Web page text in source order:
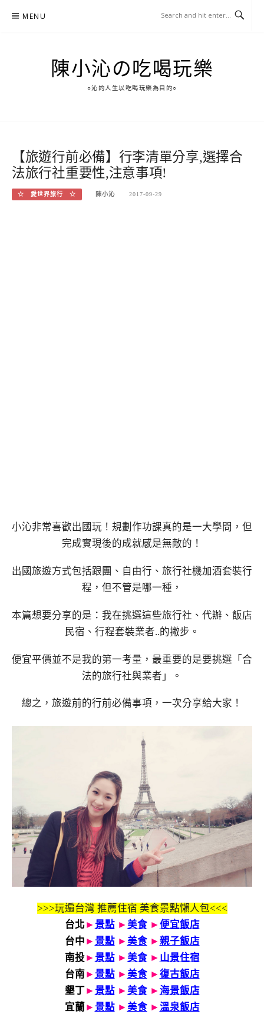
MENU
陳小沁の吃喝玩樂
○沁的人生以吃喝玩樂為目的○
【旅遊行前必備】行李清單分享,選擇合
法旅行社重要性,注意事項!
☆ 愛世界旅行 ☆ 陳小沁 2017-09-29
小沁非常喜歡出國玩！規劃作功課真的是一大學問，但
完成實現後的成就感是無敵的！
出國旅遊方式包括跟團、自由行、旅行社機加酒套裝行
程，但不管是哪一種，
本篇想要分享的是：我在挑選這些旅行社、代辦、飯店
民宿、行程套裝業者..的撇步。
便宜平價並不是我的第一考量，最重要的是要挑選「合
法的旅行社與業者」。
總之，旅遊前的行前必備事項，一次分享給大家！
>>>玩遍台灣 推薦住宿 美食景點懶人包<<<
台北 ► 景點 ► 美食► 便宜飯店
台中 ► 景點 ► 美食► 親子飯店
南投► 景點 ► 美食► 山景住宿
台南 ► 景點 ► 美食► 復古飯店
墾丁 ► 景點 ► 美食► 海景飯店
宜蘭 ► 景點 ► 美食► 溫泉飯店